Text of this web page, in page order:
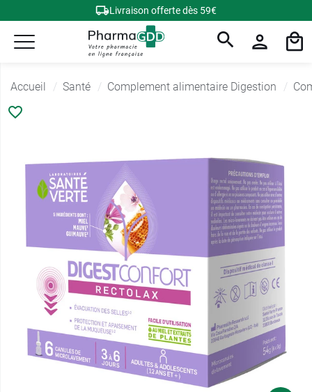
Livraison offerte dès 59€
Accueil Santé Complement alimentaire Digestion